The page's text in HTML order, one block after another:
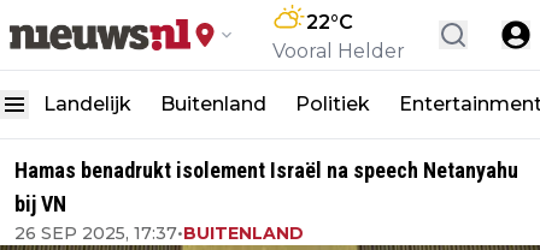
22°C
Vooral Helder
Landelijk Buitenland Politiek
Hamas benadrukt isolement Israël na speech Netanyahu
bij VN
26 SEP 2025, 17:37•BUITENLAND